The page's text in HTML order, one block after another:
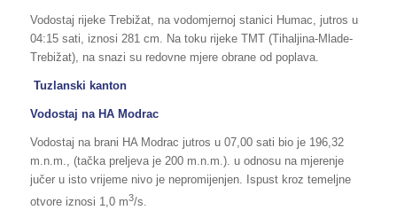
Vodostaj rijeke Trebižat, na vodomjernoj stanici Humac, jutros u
04:15 sati, iznosi 281 cm. Na toku rijeke TMT (Tihaljina-Mlade-
Trebižat), na snazi su redovne mjere obrane od poplava.
Tuzlanski kanton
Vodostaj na HA Modrac
Vodostaj na brani HA Modrac jutros u 07,00 sati bio je 196,32
m.n.m., (tačka preljeva je 200 m.n.m.). u odnosu na mjerenje
jučer u isto vrijeme nivo je nepromijenjen. Ispust kroz temeljne
otvore iznosi 1,0 m3/s.